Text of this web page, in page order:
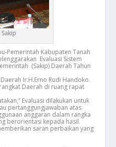
Pemerintah Kabupaten Tanah
Evaluasi Sistem
(Sakip) Daerah Tahun
Ir.H.Erno Rudi Handoko.
Daerah di ruang rapat
Evaluasi dilakukan untuk
pertanggungjawaban atas
anggaran dalam rangka
berorientasi kepada hasil.
saran perbaikan yang